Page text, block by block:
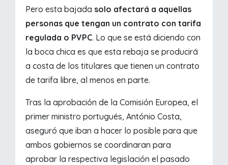
Pero esta bajada solo afectará a aquellas
personas que tengan un contrato con tarifa
regulada o PVPC. Lo que se está diciendo con
la boca chica es que esta rebaja se producirá
a costa de los titulares que tienen un contrato
de tarifa libre, al menos en parte.
Tras la aprobación de la Comisión Europea, el
primer ministro portugués, António Costa,
aseguró que iban a hacer lo posible para que
ambos gobiernos se coordinaran para
aprobar la respectiva legislación el pasado